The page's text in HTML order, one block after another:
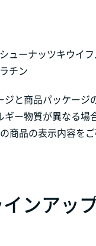
ューナッツキウイ
チン
と商品パッケージ
ー物質が異なる場
商品の表示内容をご
ンアッ